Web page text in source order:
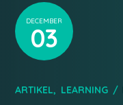
DECEMBER
03
ARTIKEL LEARNING